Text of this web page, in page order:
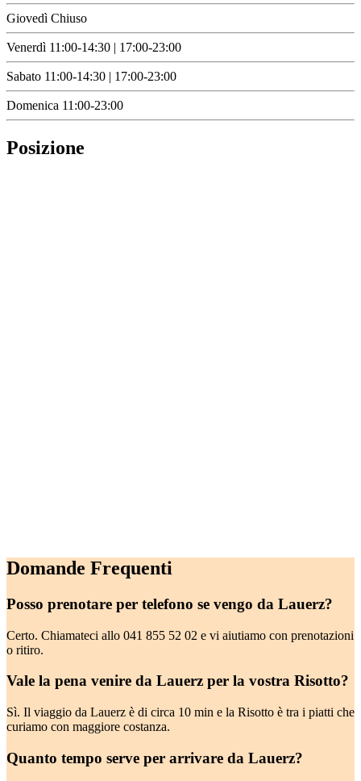
Giovedì Chiuso
Venerdì 11:00-14:30 | 17:00-23:00
Sabato 11:00-14:30 | 17:00-23:00
Domenica 11:00-23:00
Posizione
Domande Frequenti
Posso prenotare per telefono se vengo da Lauerz?
Certo. Chiamateci allo 041 855 52 02 e vi aiutiamo con prenotazioni
o ritiro.
Vale la pena venire da Lauerz per la vostra Risotto?
Sì. Il viaggio da Lauerz è di circa 10 min e la Risotto è tra i piatti che
curiamo con maggiore costanza.
Quanto tempo serve per arrivare da Lauerz?